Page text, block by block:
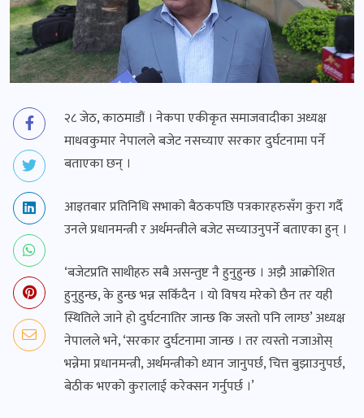
२८ जेठ, काठमाडौं । नेकपा एकीकृत समाजवादीका अध्यक्ष
माधवकुमार नेपालले बजेट नसच्याए सरकार दुर्घटनामा पर्ने
बताएका छन् ।
आइतबार प्रतिनिधि सभाको बैठकपछि पत्रकारहरुसँग कुरा गर्दै
उनले प्रधानमन्त्री र अर्थमन्त्रीले बजेट सच्याउनुपर्ने बताएका हुन् ।
‘बजेटप्रति साथीहरु सबै असन्तुष्ट नै हुनुहुन्छ । अझै आक्रोशित
हुनुहुन्छ, के हुन्छ भन्न सकिँदैन । यो विषय मरेको छैन तर यही
स्थितिले जाने हो दुर्घटनातिर जान्छ कि जस्तो पनि लाग्छ’ अध्यक्ष
नेपालले भने, ‘सरकार दुर्घटनामा जान्छ । तर त्यस्तो नजाओस्
भन्नेमा प्रधानमन्त्री, अर्थमन्त्रीको ध्यान जानुपर्छ, चित्त बुझाउनुपर्छ,
बेठीक भएको कुरालाई करेक्सन गर्नुपर्छ ।’